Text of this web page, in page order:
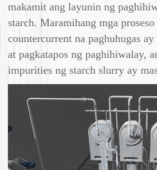
makamit ang layunin ng
starch. Maramihang mga
countercurrent na paghuhugas
at pagkatapos ng paghihiwalay,
impurities ng starch slurry ay